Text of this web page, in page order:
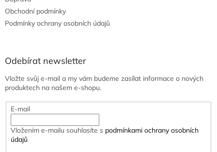
Obchodní podmínky
Podmínky ochrany osobních údajů
Odebírat newsletter
Vložte svůj e-mail a my vám budeme zasílat informace o nových
produktech na našem e-shopu.
E-mail
Vložením e-mailu souhlasíte s podmínkami ochrany osobních
údajů